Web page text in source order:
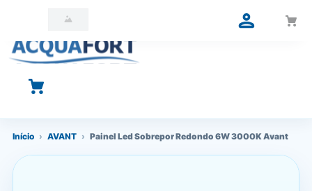
O que você está procurando?
Início › AVANT › Painel Led Sobrepor Redondo 6W 3000K Avant